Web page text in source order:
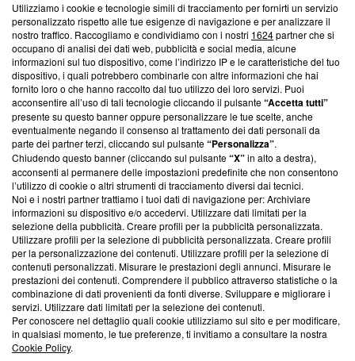
Questa sezione offre informazioni trasparenti su Blasting
News, sui nostri processi editoriali e su come ci impegniamo a
creare news di qualità. Inoltre, afferma la nostra aderenza a
‘Trust Project - News with Integrity’Blasting News non è
ancora membro del programma, ma ha richiesto di farne
parte; Trust Project non ha ancora effettuato una verifica di
conformità agli standard.
Su di noi
Team editoriale
Corporate
Redazione
Informativa Privacy
Cookie Policy
Blasting SA, IDI CHE-247.845.224, Via Carlo Frasca, 3 - 6900
Lugano (Svizzera) Tel:+39 0690258937
Utilizziamo i cookie e tecnologie simili di tracciamento per fornirti un servizio
personalizzato rispetto alle tue esigenze di navigazione e per analizzare il
nostro traffico. Raccogliamo e condividiamo con i nostri 1624partner che si
occupano di analisi dei dati web, pubblicità e social media, alcune
informazioni sul tuo dispositivo, come l’indirizzo IP e le caratteristiche del tuo
dispositivo, i quali potrebbero combinarle con altre informazioni che hai
fornito loro o che hanno raccolto dal tuo utilizzo dei loro servizi. Puoi
acconsentire all’uso di tali tecnologie cliccando il pulsante“Accetta tutti”
presente su questo banner oppure personalizzare le tue scelte, anche
eventualmente negando il consenso al trattamento dei dati personali da
parte dei partner terzi, cliccando sul pulsante“Personalizza”.
Chiudendo questo banner (cliccando sul pulsante“X”in alto a destra),
acconsenti al permanere delle impostazioni predefinite che non consentono
l’utilizzo di cookie o altri strumenti di tracciamento diversi dai tecnici.
Noi e i nostri partner trattiamo i tuoi dati di navigazione per: Archiviare
informazioni su dispositivo e/o accedervi. Utilizzare dati limitati per la
selezione della pubblicità. Creare profili per la pubblicità personalizzata.
Utilizzare profili per la selezione di pubblicità personalizzata. Creare profili
per la personalizzazione dei contenuti. Utilizzare profili per la selezione di
contenuti personalizzati. Misurare le prestazioni degli annunci. Misurare le
prestazioni dei contenuti. Comprendere il pubblico attraverso statistiche o la
combinazione di dati provenienti da fonti diverse. Sviluppare e migliorare i
servizi. Utilizzare dati limitati per la selezione dei contenuti.
Per conoscere nel dettaglio quali cookie utilizziamo sul sito e per modificare,
in qualsiasi momento, le tue preferenze, ti invitiamo a consultare la nostra
Cookie Policy.